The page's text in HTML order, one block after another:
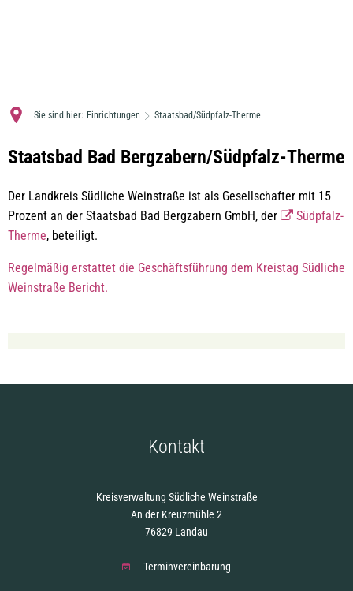
Sie sind hier: Einrichtungen Staatsbad/Südpfalz-Therme
Staatsbad/Südpfalz-
Staatsbad Bad Bergzabern/Südpfalz-Therme
Der Landkreis Südliche Weinstraße ist als Gesellschafter mit 15
Prozent an der Staatsbad Bad Bergzabern GmbH, der
Südpfalz-
Therme, beteiligt.
Regelmäßig erstattet die Geschäftsführung dem Kreistag Südliche
Weinstraße Bericht.
Kontakt
Kreisverwaltung Südliche Weinstraße
An der Kreuzmühle 2
76829 Landau
Terminvereinbarung